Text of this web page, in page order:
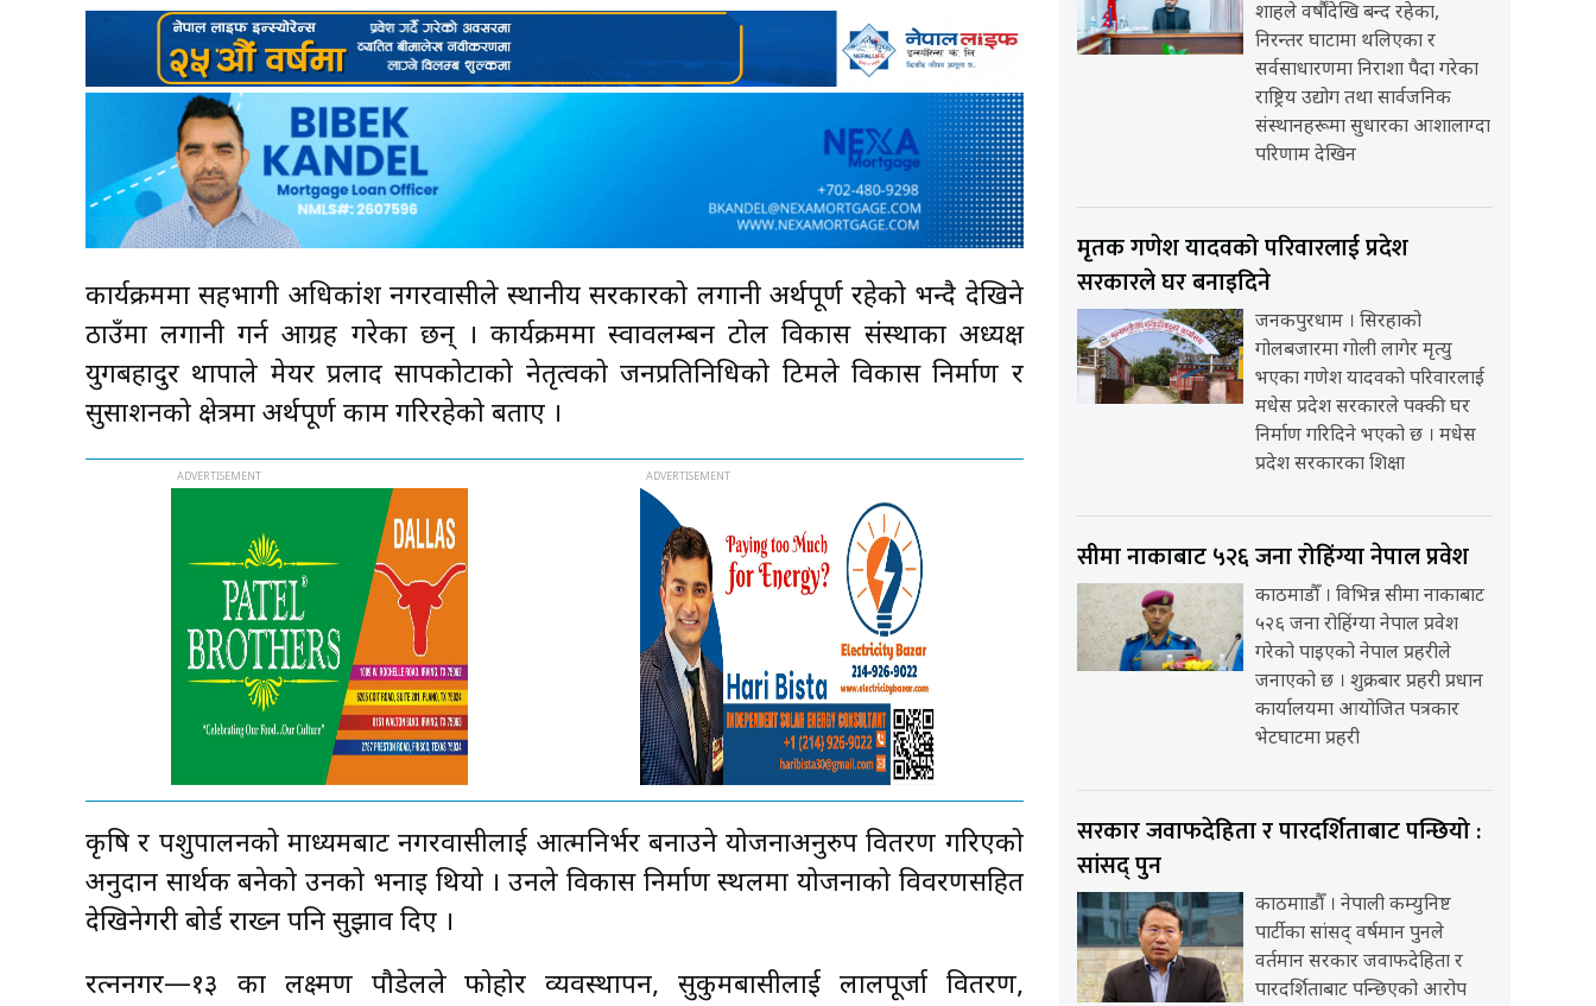
कार्यक्रममा सहभागी अधिकांश नगरवासीले स्थानीय सरकारको लगानी अर्थपूर्ण रहेको भन्दै देखिने
ठाउँमा लगानी गर्न आग्रह गरेका छन् । कार्यक्रममा स्वावलम्बन टोल विकास संस्थाका अध्यक्ष
युगबहादुर थापाले मेयर प्रलाद सापकोटाको नेतृत्वको जनप्रतिनिधिको टिमले विकास निर्माण र
सुसाशनको क्षेत्रमा अर्थपूर्ण काम गरिरहेको बताए ।
कृषि र पशुपालनको माध्यमबाट नगरवासीलाई आत्मनिर्भर बनाउने योजनाअनुरुप वितरण गरिएको
अनुदान सार्थक बनेको उनको भनाइ थियो । उनले विकास निर्माण स्थलमा योजनाको विवरणसहित
देखिनेगरी बोर्ड राख्न पनि सुझाव दिए ।
रत्ननगर—१३ का लक्ष्मण पौडेलले फोहोर व्यवस्थापन, सुकुमबासीलाई लालपूर्जा वितरण,
शाहले वर्षौंदेखि बन्द रहेका,
निरन्तर घाटामा थलिएका र
सर्वसाधारणमा निराशा पैदा गरेका
राष्ट्रिय उद्योग तथा सार्वजनिक
संस्थानहरूमा सुधारका आशालाग्दा
परिणाम देखिन
मृतक गणेश यादवको परिवारलाई प्रदेश
सरकारले घर बनाइदिने
जनकपुरधाम । सिरहाको
गोलबजारमा गोली लागेर मृत्यु
भएका गणेश यादवको परिवारलाई
मधेस प्रदेश सरकारले पक्की घर
निर्माण गरिदिने भएको छ । मधेस
प्रदेश सरकारका शिक्षा
सीमा नाकाबाट ५२६ जना रोहिंग्या नेपाल प्रवेश
काठमाडौँ । विभिन्न सीमा नाकाबाट
५२६ जना रोहिंग्या नेपाल प्रवेश
गरेको पाइएको नेपाल प्रहरीले
जनाएको छ । शुक्रबार प्रहरी प्रधान
कार्यालयमा आयोजित पत्रकार
भेटघाटमा प्रहरी
सरकार जवाफदेहिता र पारदर्शिताबाट पन्छियो :
सांसद् पुन
काठमााडौँ । नेपाली कम्युनिष्ट
पार्टीका सांसद् वर्षमान पुनले
वर्तमान सरकार जवाफदेहिता र
पारदर्शिताबाट पन्छिएको आरोप